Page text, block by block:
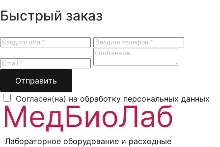
Быстрый заказ
Отправить
Согласен(на) на обработку персональных данных
Лабораторное оборудование и расходные